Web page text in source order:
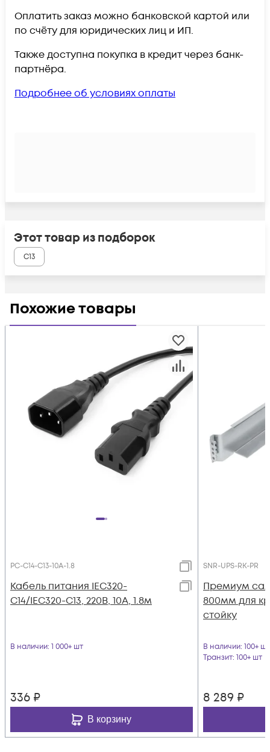
Оплатить заказ можно банковской картой или
по счёту для юридических лиц и ИП.
Также доступна покупка в кредит через банк-
партнёра.
Подробнее об условиях оплаты
Этот товар из подборок
C13
Похожие товары
PC-C14-C13-10A-1.8
Кабель питания IEC320-
C14/IEC320-C13, 220B, 10А, 1.8м
В наличии: 1 000+ шт
336 ₽
В корзину
SNR-UPS-RK-PR
Премиум
800мм для
стойку
В наличии: 100+ шт
Транзит: 100+ шт
8 289 ₽